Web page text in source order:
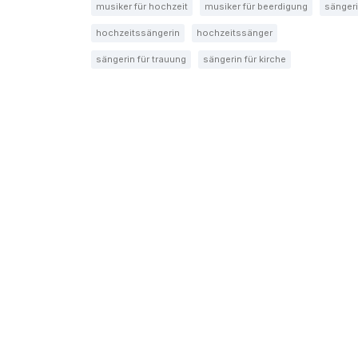
musiker für hochzeit musiker für beerdigung
hochzeitssängerin hochzeitssänger
sängerin für trauung sängerin für kirche